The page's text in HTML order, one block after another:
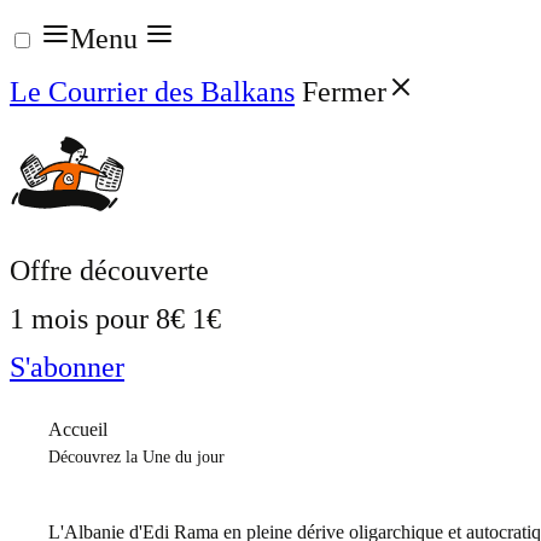
Aller
au
contenu
Menu
Le Courrier des Balkans Fermer
Offre découverte
1 mois pour 8€ 1€
S'abonner
Accueil
Découvrez la Une du jour
L'Albanie d'Edi Rama en pleine dérive oligarchique et